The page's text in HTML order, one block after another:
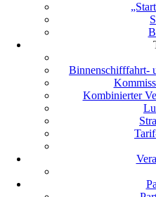
Binnenschifffahrt-
Kombinierter